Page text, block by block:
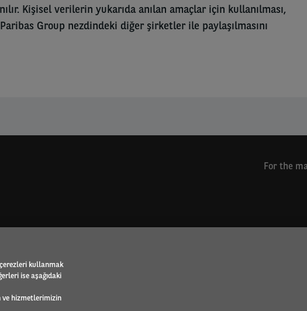
Kişisel verilerin yukarıda anılan amaçlar için kullanılması,
Group nezdindeki diğer şirketler ile paylaşılmasını
For the
kullanmak
ise aşağıdaki
ve hizmetlerimizin